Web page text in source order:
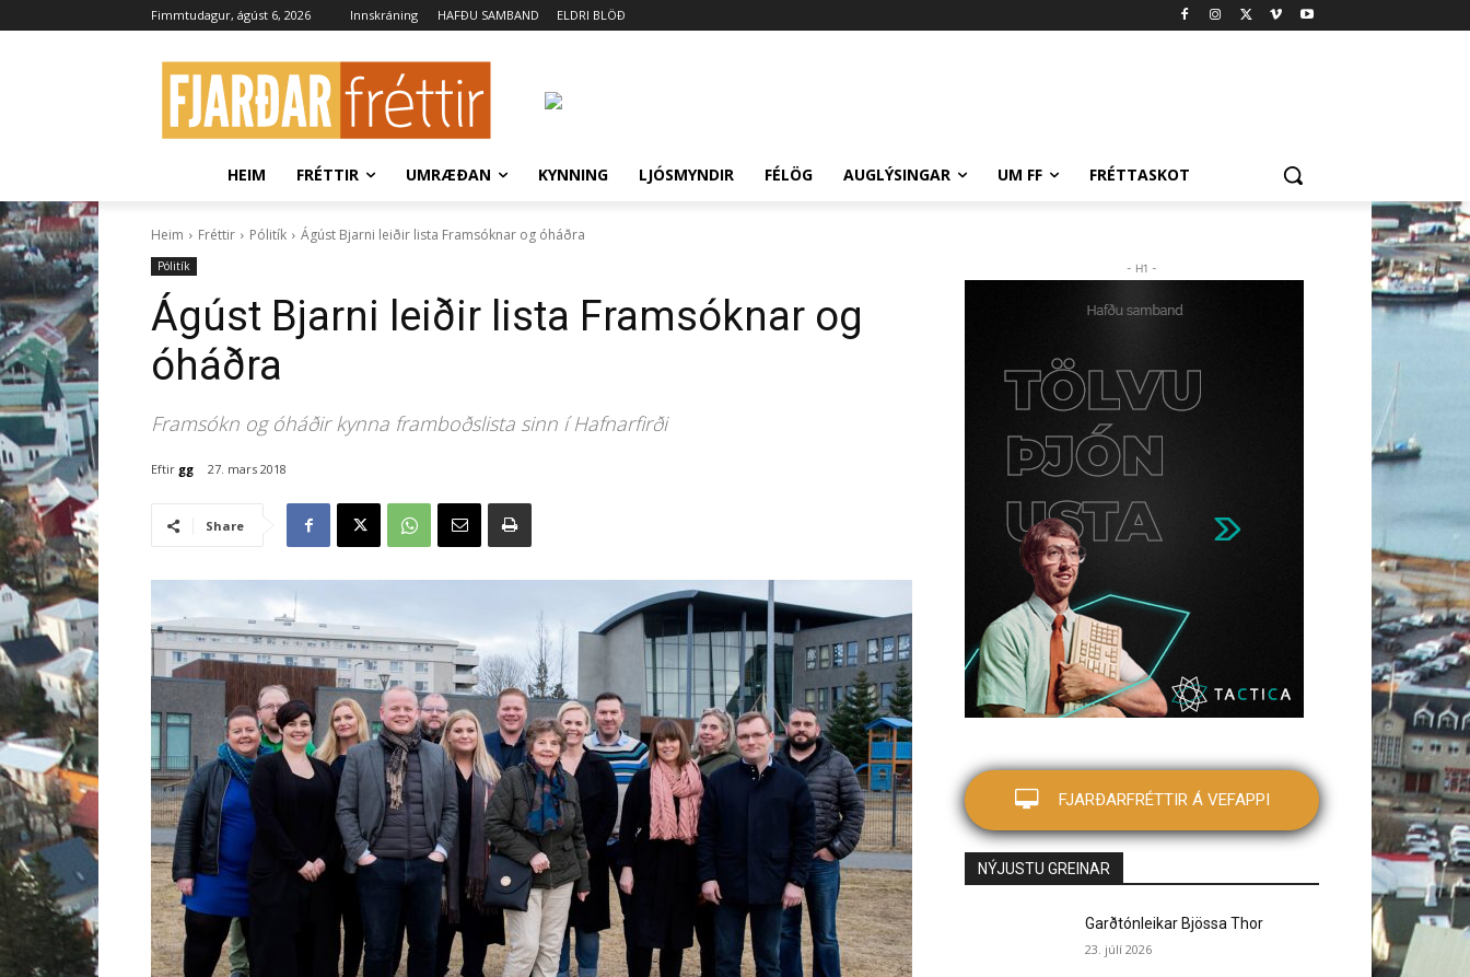
Fimmtudagur, ágúst 6, 2026 Innskráning HAFÐU SAMBAND ELDRI BLÖÐ
HEIM FRÉTTIR UMRÆÐAN KYNNING LJÓSMYNDIR FÉLÖG AUGLÝSINGAR UM FF FRÉTTASKOT
Heim Fréttir Pólitík Ágúst Bjarni leiðir lista Framsóknar og óháðra
Pólitík
Ágúst Bjarni leiðir lista Framsóknar og
óháðra
Framsókn og óháðir kynna framboðslista sinn í Hafnarfirði
Eftir gg 27. mars 2018
Share
- H1 -
FJARÐARFRÉTTIR Á VEFAPPI
NÝJUSTU GREINAR
Garðtónleikar Bjössa Thor
23. júlí 2026